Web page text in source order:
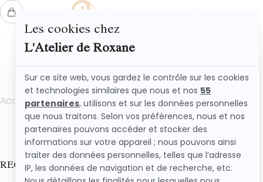
L'ATELIER DE ROXANE
Accueil Recettes Recette muffins chocolat moelleux
RECETTE MUFFINS CHOCOLAT MOELLEUX